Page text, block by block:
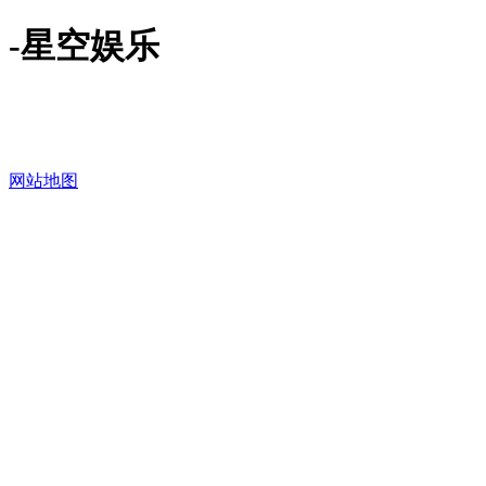
-星空娱乐
网站地图